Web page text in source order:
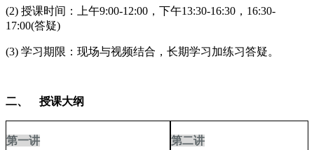
(2) 授课时间：上午9:00-12:00 ，下午13:30-16:30 ， 16:30-
17:00(答疑)
(3) 学习期限：现场与视频结合，长期学习加练习答疑。
二、 授课大纲
第一讲 第二讲